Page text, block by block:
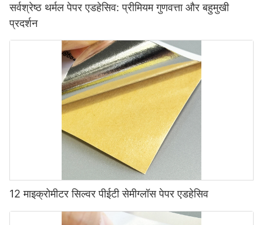
सर्वश्रेष्ठ थर्मल पेपर एडहेसिव: प्रीमियम गुणवत्ता और बहुमुखी
प्रदर्शन
12 माइक्रोमीटर सिल्वर पीईटी सेमीग्लॉस पेपर एडहेसिव